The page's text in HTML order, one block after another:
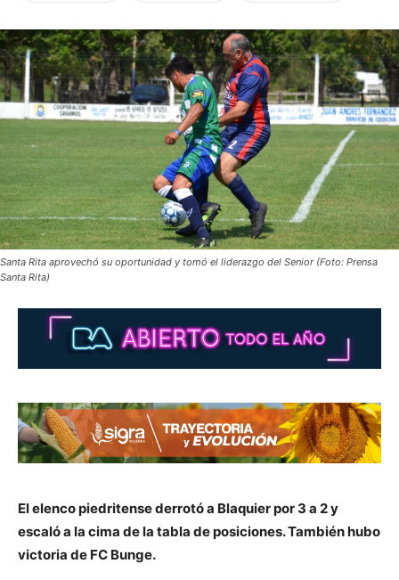
Santa Rita aprovechó su oportunidad y tomó el liderazgo del Senior (Foto: Prensa
Santa Rita)
El elenco piedritense derrotó a Blaquier por 3 a 2 y
escaló a la cima de la tabla de posiciones. También hubo
victoria de FC Bunge.